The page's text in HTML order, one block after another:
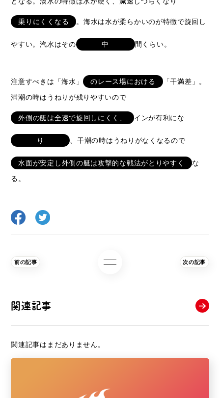
乗りにくくなる 。海水は水が柔らかいのが特徴で旋回し
やすい。汽水はその 中 間くらい。
注意すべきは「海水」 のレース場における
「干満差」。
満潮の時はうねりが残りやすいので
外側の艇は全速で旋回しにくく、 インが有利にな
り 、干潮の時はうねりがなくなるので
水面が安定し外側の艇は攻撃的な戦法がとりやすく
な
る。
前の記事 次の記事
関連記事
関連記事はまだありません。